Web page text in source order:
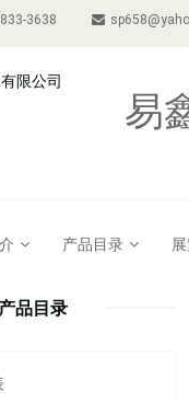
3638
易
产品目录
产品目录